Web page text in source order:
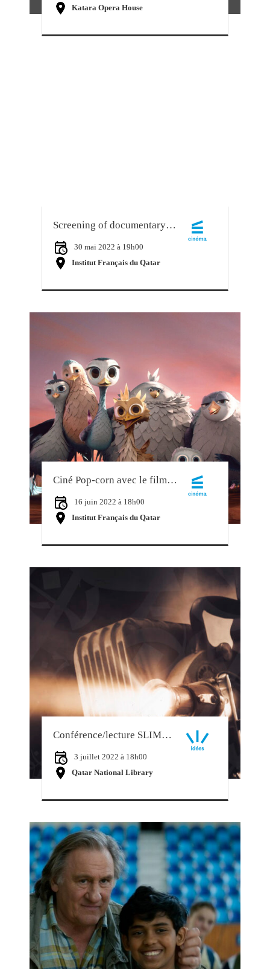
Katara Opera House
Screening of documentary « Nadia » and panel discussion with female athletes
30 mai 2022 à 19h00
Institut Français du Qatar
Ciné Pop-corn avec le film jeunesse « Gus Petit Oiseau Grand Voyage »
16 juin 2022 à 18h00
Institut Français du Qatar
Conférence/lecture SLIMANE ZEGHIDOUR
3 juillet 2022 à 18h00
Qatar National Library